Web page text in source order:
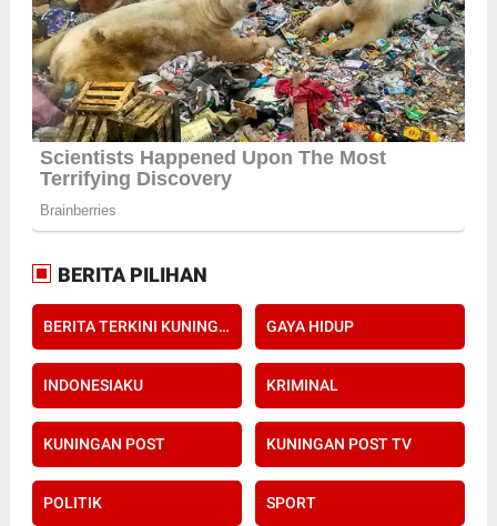
BERITA PILIHAN
BERITA TERKINI KUNINGAN POST GAYA HIDUP
INDONESIAKU KRIMINAL
KUNINGAN POST KUNINGAN POST TV
POLITIK SPORT